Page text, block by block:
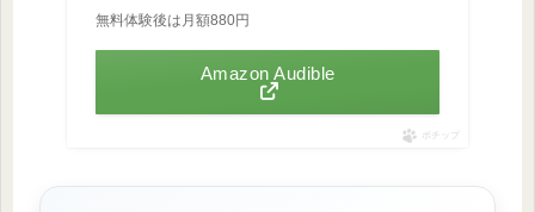
無料体験後は月額880円
Amazon Audible
ポチップ